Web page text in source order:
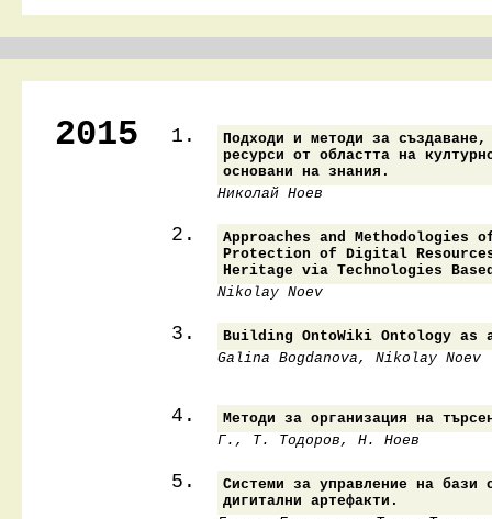
2015 1.
Подходи и методи за
ресурси от областта на
основани на знания.
Николай Ноев
2.
Approaches and
Protection of Digital
Heritage via Technologies
Nikolay Noev
3.
Building OntoWiki Ontology as
Galina Bogdanova, Nikolay Noev
4.
Методи за организация на
Г., Т. Тодоров, Н. Ноев
5.
Системи за управление на бази
дигитални артефакти.